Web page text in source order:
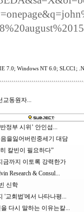
7.0; Windows NT 6.0; SLCC1;
교동원자...
정부 시위’ 안인섭...
을잃어버린중세기 대담
칼빈이 필요하다”
금까지 이토록 강력한가
Research & Consul...
신학
'교회법'에서 나타나평...
다시 말하는 이유는칼...